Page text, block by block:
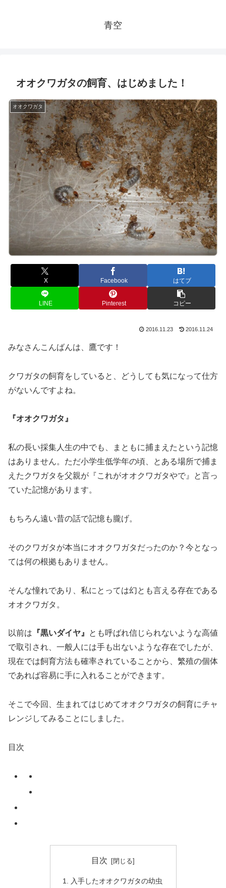
青空
オオクワガタの飼育、はじめました！
オオクワガタ
X Facebook はてブ
LINE Pinterest コピー
2016.11.23 2016.11.24
みなさんこんばんは、鷹です！
クワガタの飼育をしていると、どうしても気になって仕方
がないんですよね。
『オオクワガタ』
私の長い採集人生の中でも、まともに捕まえたという記憶
はありません。ただ小学生低学年の頃、とある場所で捕ま
えたクワガタを父親が『これがオオクワガタやで』と言っ
ていた記憶があります。
もちろん遠い昔の話で記憶も朧げ。
そのクワガタが本当にオオクワガタだったのか？今となっ
ては何の根拠もありません。
そんな憧れであり、私にとっては幻とも言える存在である
オオクワガタ。
以前は 『黒いダイヤ』
とも呼ばれ信じられないような高値
で取引され、一般人には手も出ないような存在でしたが、
現在では飼育方法も確率されていることから、繁殖の個体
であれば容易に手に入れることができます。
そこで今回、生まれてはじめてオオクワガタの飼育にチャ
レンジしてみることにしました。
目次
目次
入手したオオクワガタの幼虫